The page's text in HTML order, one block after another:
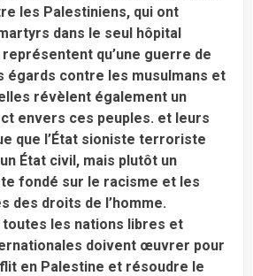
les Palestiniens, qui ont
dans le seul hôpital
qu’une guerre de
égards contre les musulmans et
révèlent également un
envers ces peuples. et leurs
que l’État sioniste terroriste
un État civil, mais plutôt un
fondé sur le racisme et les
des droits de l’homme.
toutes les nations libres et
doivent œuvrer pour
en Palestine et résoudre le